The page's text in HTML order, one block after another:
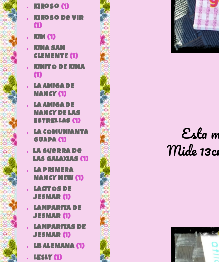
Esta
Mide
Kikoso (1)
Kikoso de Vir
(1)
KIM (1)
KINA SAN
CLEMENTE (1)
KINITO DE KINA
(1)
LA AMIGA DE
NANCY (1)
LA AMIGA DE
NANCY DE LAS
ESTRELLAS (1)
LA COMUNIANTA
GUAPA (1)
la guerra de
las galaxias (1)
LA PRIMERA
NANCY NEW (1)
LACITOS DE
JESMAR (1)
LAMPARITA DE
JESMAR (1)
LAMPARITAS DE
JESMAR (1)
LB ALEMANA (1)
LESLY (1)